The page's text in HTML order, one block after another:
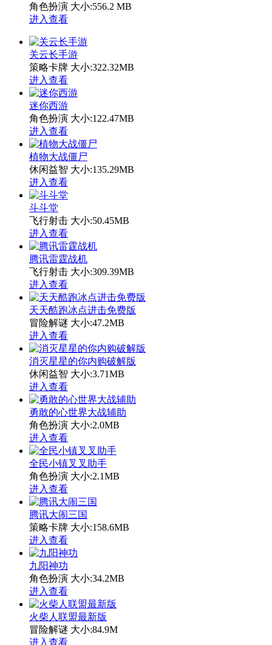
角色扮演 大小:556.2 MB
进入查看
关云长手游
策略卡牌 大小:322.32MB
进入查看
迷你西游
角色扮演 大小:122.47MB
进入查看
植物大战僵尸
休闲益智 大小:135.29MB
进入查看
斗斗堂
飞行射击 大小:50.45MB
进入查看
腾讯雷霆战机
飞行射击 大小:309.39MB
进入查看
天天酷跑冰点进击免费版
冒险解谜 大小:47.2MB
进入查看
消灭星星的你内购破解版
休闲益智 大小:3.71MB
进入查看
勇敢的心世界大战辅助
角色扮演 大小:2.0MB
进入查看
全民小镇叉叉助手
角色扮演 大小:2.1MB
进入查看
腾讯大闹三国
策略卡牌 大小:158.6MB
进入查看
九阳神功
角色扮演 大小:34.2MB
进入查看
火柴人联盟最新版
冒险解谜 大小:84.9M
进入查看